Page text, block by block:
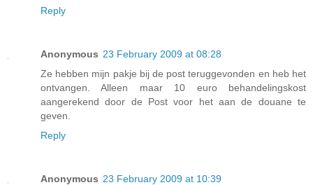
Reply
Anonymous 23 February 2009 at 08:28
Ze hebben mijn pakje bij de post teruggevonden en heb het
ontvangen. Alleen maar 10 euro behandelingskost
aangerekend door de Post voor het aan de douane te
geven.
Reply
Anonymous 23 February 2009 at 10:39